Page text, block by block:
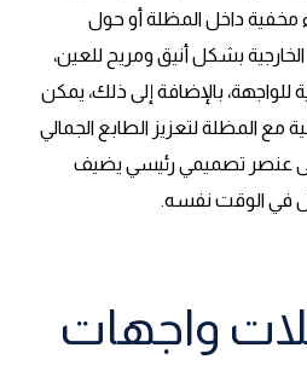
داخل المظلة أو حول
بشكل أنيق ومريح للعين،
للواجهة، بالإضافة إلى ذلك، يمكن
مع المظلة لتعزيز الطابع الجمالي
عنصر تصميمي رئيسي يضيف
في الوقت نفسه.
واجهات